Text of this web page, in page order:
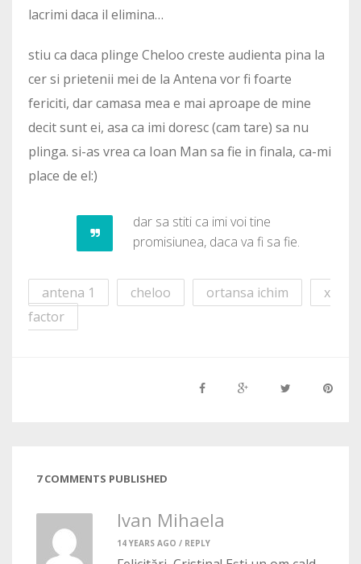
lacrimi daca il elimina…
stiu ca daca plinge Cheloo creste audienta pina la
cer si prietenii mei de la Antena vor fi foarte
fericiti, dar camasa mea e mai aproape de mine
decit sunt ei, asa ca imi doresc (cam tare) sa nu
plinga. si-as vrea ca Ioan Man sa fie in finala, ca-mi
place de el:)
dar sa stiti ca imi voi tine
promisiunea, daca va fi sa fie.
antena 1 cheloo ortansa ichim
x
factor
7 COMMENTS PUBLISHED
Ivan Mihaela
14 YEARS AGO / REPLY